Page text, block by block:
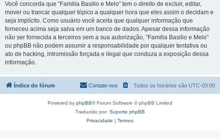
Você concorda que “Familia Basilio e Melo” tem o direito de excluir, editar,
mover ou trancar qualquer tópico a qualquer hora que eles assim o decidam e
seja implícito. Como usuário você aceita que qualquer informação que
forneceu acima seja salva em um banco de dados. Apesar dessa informação
não ser fornecida a terceiros sem a sua autorização, “Familia Basilio e Melo”
ou phpBB não podem assumir a responsabilidade por qualquer tentativa ou
ato de hacking, intromissão forçada e ilegal que conduza a exposição dessa
informação.
Índice do fórum Todos os horários são UTC-03:00
Contate-nos
Powered by phpBB® Forum Software © phpBB Limited
Traduzido por: Suporte phpBB
Privacidade | Termos